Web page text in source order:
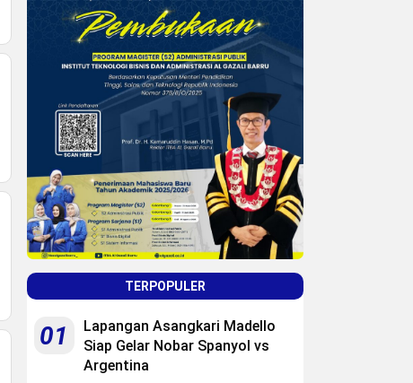
TERPOPULER
01
Lapangan Asangkari Madello
Siap Gelar Nobar Spanyol vs
Argentina